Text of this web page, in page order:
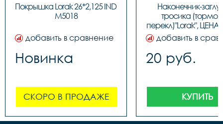
Покрышка Lorak 26*2,125 IND
M5018
добавить в сравнение
Новинка
СКОРО В ПРОДАЖЕ
Наконечник-
тросика
перекл)"Lorak", ЦЕНА
(100шт в
добавить в
20 руб.
КУПИТЬ